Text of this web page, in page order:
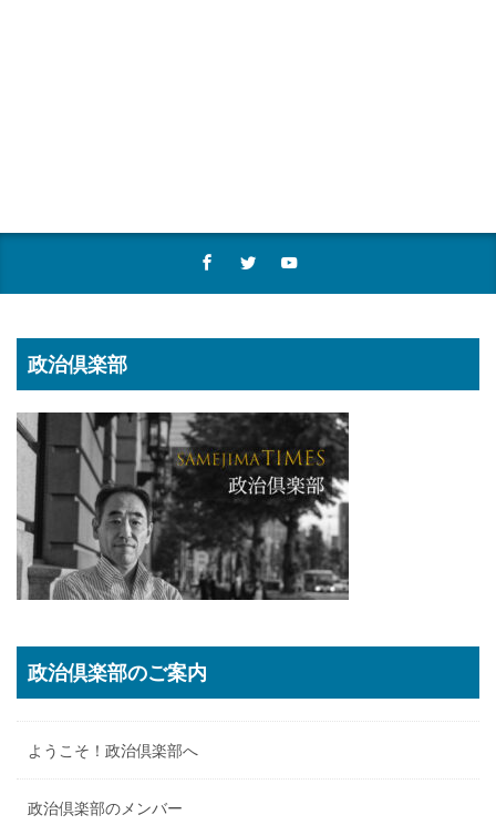
政治倶楽部
政治倶楽部のご案内
ようこそ！政治倶楽部へ
政治倶楽部のメンバー